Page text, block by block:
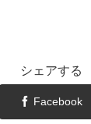
シェアする
Facebook